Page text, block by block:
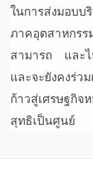
ในการส่งมอบบ
ภาคอุตสาหกรร
สามารถ และไ
และจะยังคงร่
ก้าวสู่เศรษฐกิจ
สุทธิเป็นศูนย์